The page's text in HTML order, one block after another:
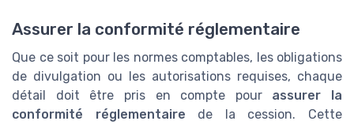
Assurer la conformité réglementaire
Que ce soit pour les normes comptables, les obligations
de divulgation ou les autorisations requises, chaque
détail doit être pris en compte pour assurer la
conformité réglementaire de la cession. Cette